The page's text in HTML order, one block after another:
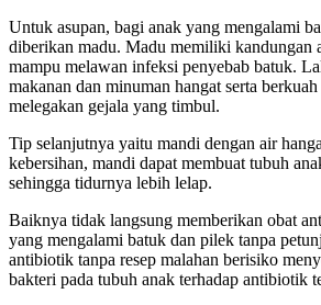
Untuk asupan, bagi anak yang mengalami
diberikan madu. Madu memiliki kandungan
mampu melawan infeksi penyebab batuk.
makanan dan minuman hangat serta
melegakan gejala yang timbul.
Tip selanjutnya yaitu mandi dengan air
kebersihan, mandi dapat membuat tubuh
sehingga tidurnya lebih lelap.
Baiknya tidak langsung memberikan obat
yang mengalami batuk dan pilek tanpa
antibiotik tanpa resep malahan berisiko
bakteri pada tubuh anak terhadap antibiotik